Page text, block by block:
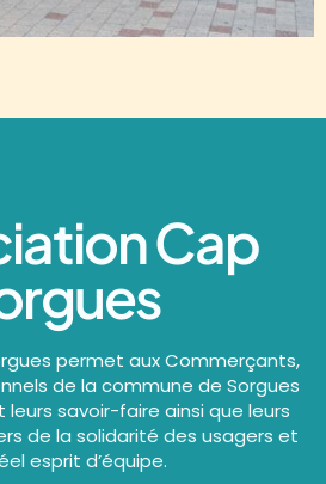
Cap
permet aux Commerçants,
de la commune de Sorgues
savoir-faire ainsi que leurs
de la solidarité des usagers et
esprit d’équipe.